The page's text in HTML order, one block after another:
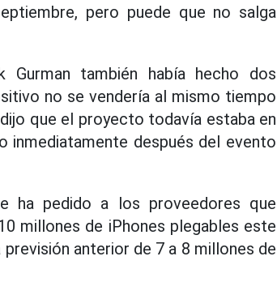
pero puede que no salga
también había hecho dos
no se vendería al mismo tiempo
que el proyecto todavía estaba en
después del evento
ha pedido a los proveedores que
millones de iPhones plegables este
anterior de 7 a 8 millones de